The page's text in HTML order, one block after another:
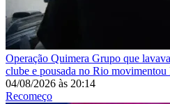
Operação Quimera Grupo que
clube e pousada no Rio movimentou
04/08/2026 às 20:14
Recomeço